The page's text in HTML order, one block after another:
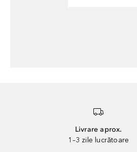
Livrare aprox.
1–3 zile lucrătoare